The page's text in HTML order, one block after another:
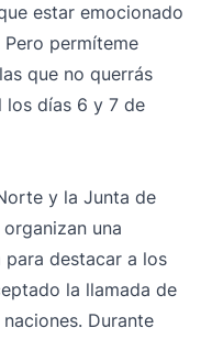
estar emocionado
permíteme
que no querrás
los días 6 y 7 de
y la Junta de
una
destacar a los
la llamada de
Durante